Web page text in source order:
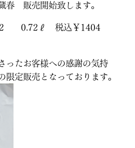
春 販売開始致します。
0.72ℓ 税込￥1404
ったお客様への感謝の気持
限定販売となっております。